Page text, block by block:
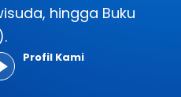
hingga Buku
Profil Kami